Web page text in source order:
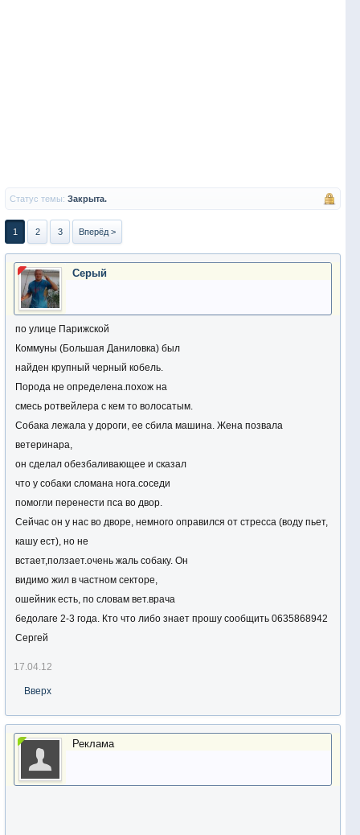
Статус темы: Закрыта.
1 2 3 Вперёд >
Серый
по улице Парижской
Коммуны (Большая Даниловка) был
найден крупный черный кобель.
Порода не определена.похож на
смесь ротвейлера с кем то волосатым.
Собака лежала у дороги, ее сбила машина. Жена позвала
ветеринара,
он сделал обезбаливающее и сказал
что у собаки сломана нога.соседи
помогли перенести пса во двор.
Сейчас он у нас во дворе, немного оправился от стресса (воду пьет,
кашу ест), но не
встает,ползает.очень жаль собаку. Он
видимо жил в частном секторе,
ошейник есть, по словам вет.врача
бедолаге 2-3 года. Кто что либо знает прошу сообщить 0635868942
Сергей
17.04.12
Вверх
Реклама